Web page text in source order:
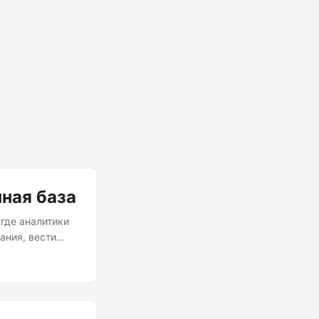
база
аналитики
вести
решения